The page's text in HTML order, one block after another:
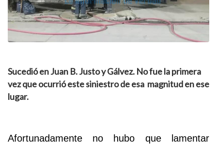
Sucedió en Juan B. Justo y Gálvez. No fue la primera
vez que ocurrió este siniestro de esa magnitud en ese
lugar.
Afortunadamente no hubo que lamentar